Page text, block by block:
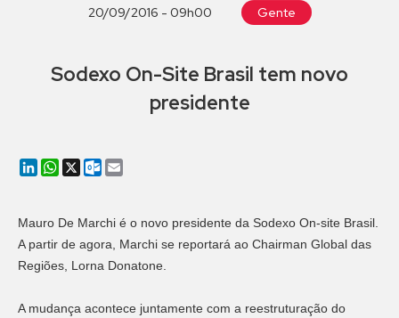
20/09/2016 - 09h00 Gente
Sodexo On-Site Brasil tem novo
presidente
LinkedIn
WhatsApp
X Outlook.com
Mauro De Marchi é o novo presidente da Sodexo On-site Brasil.
A partir de agora, Marchi se reportará ao Chairman Global das
Regiões, Lorna Donatone.
A mudança acontece juntamente com a reestruturação do